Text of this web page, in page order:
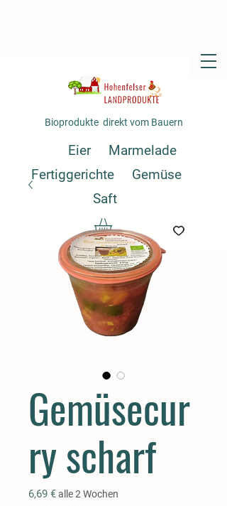
Bioprodukte direkt vom Bauern
Eier
Marmelade
Fertiggerichte
Gemüse
Saft
Gemüsecur
ry scharf
6,69 €Preis
alle 2 Wochen